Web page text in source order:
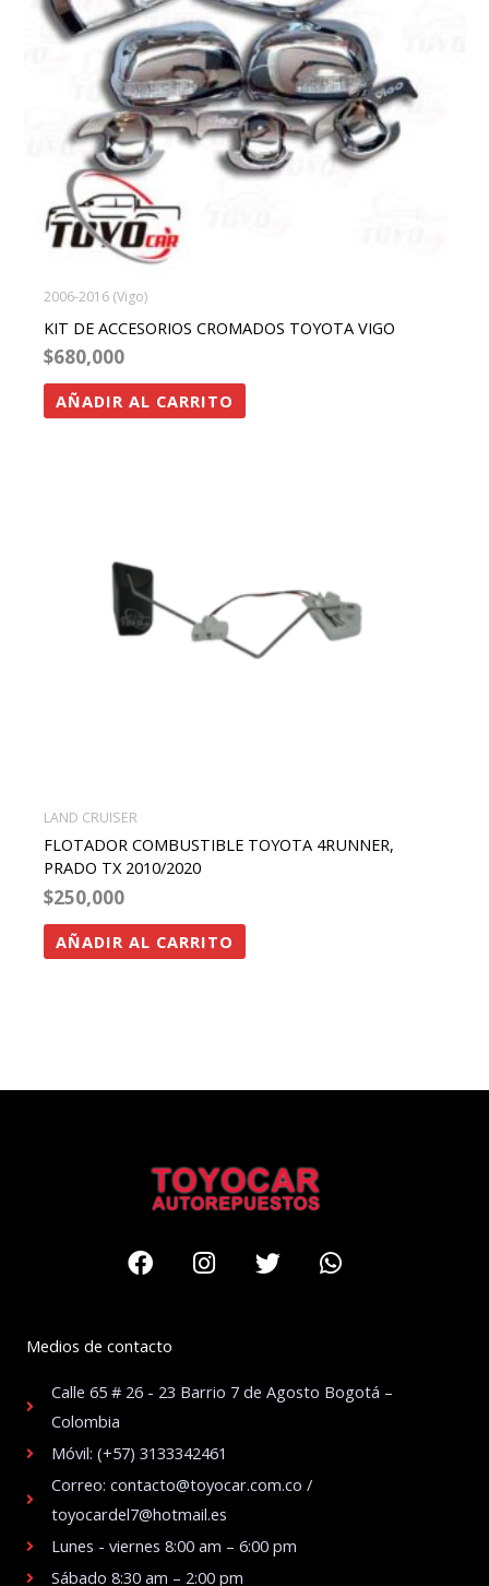
2006-2016 (Vigo)
KIT DE ACCESORIOS CROMADOS TOYOTA VIGO
$680,000
AÑADIR AL CARRITO
LAND CRUISER
FLOTADOR COMBUSTIBLE TOYOTA 4RUNNER,
PRADO TX 2010/2020
$250,000
AÑADIR AL CARRITO
FacebookInstagram
TwitterWhatsapp
Medios de contacto
Calle 65 # 26 - 23 Barrio 7 de Agosto Bogotá –
Colombia
Móvil: (+57) 3133342461
Correo: contacto@toyocar.com.co /
toyocardel7@hotmail.es
Lunes - viernes 8:00 am – 6:00 pm
Sábado 8:30 am – 2:00 pm